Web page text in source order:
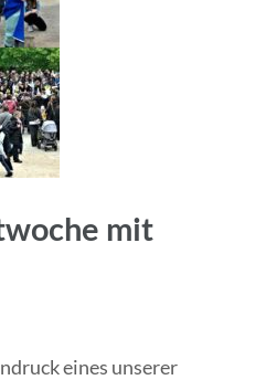
mit
eines unserer